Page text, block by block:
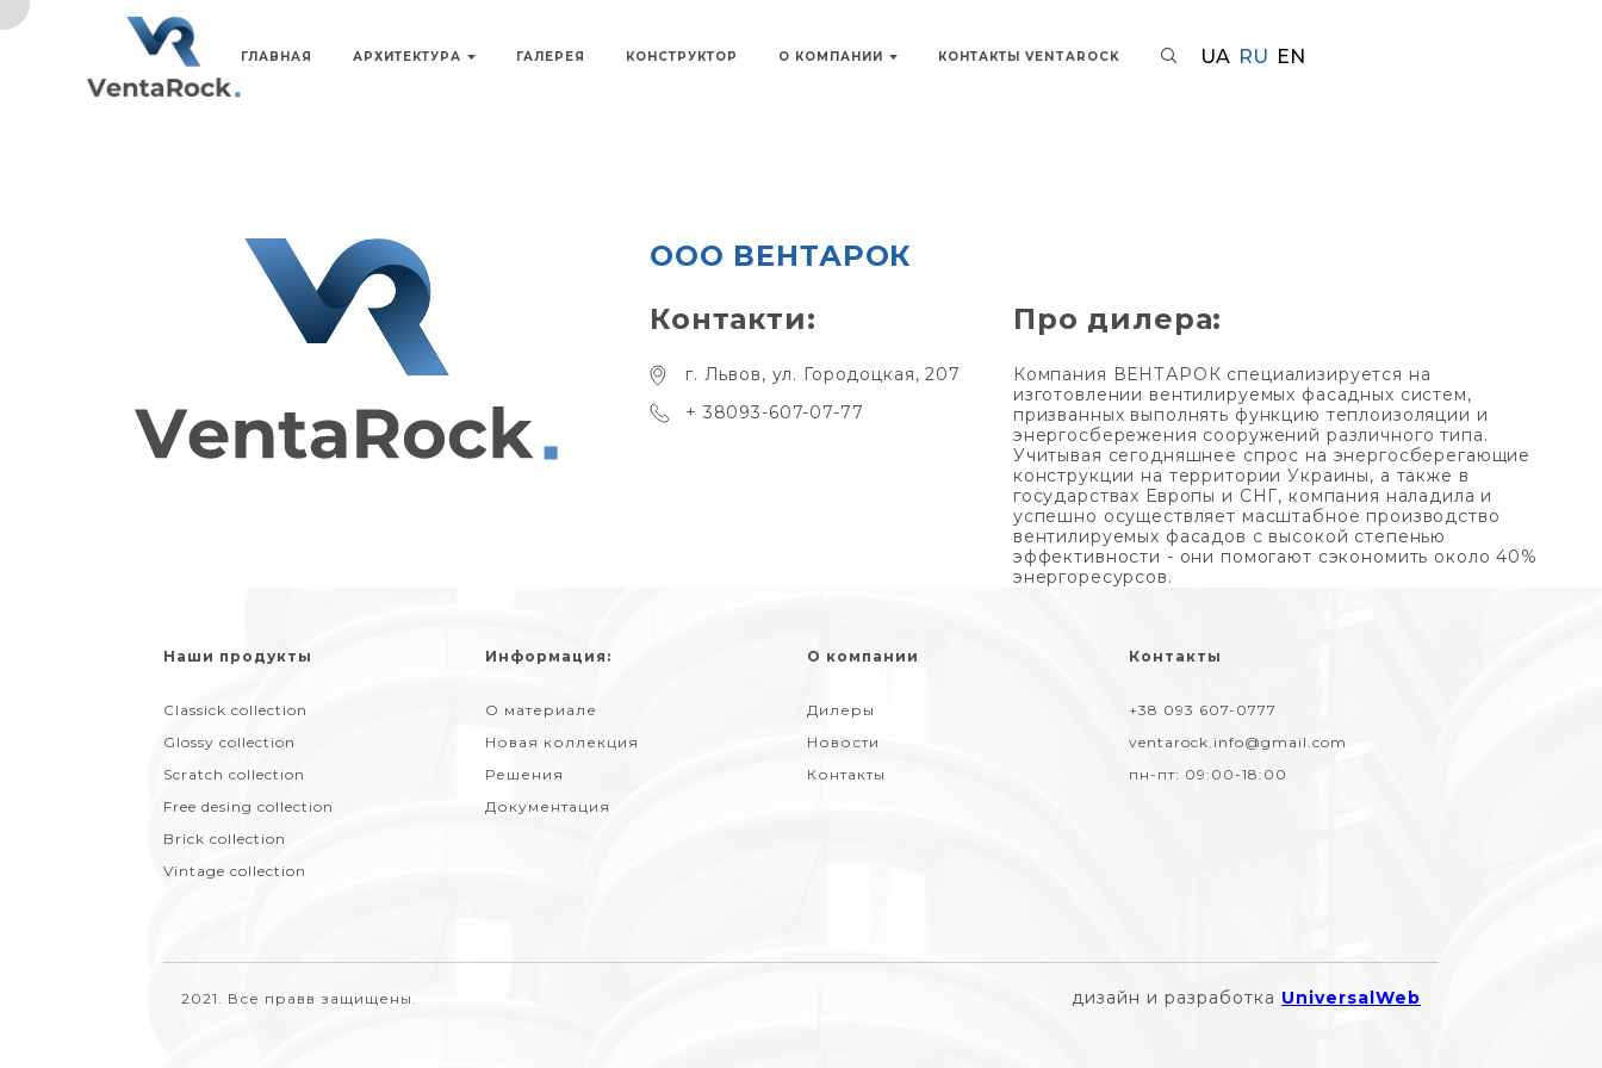
ГЛАВНАЯ АРХИТЕКТУРА ГАЛЕРЕЯ КОНСТРУКТОР О КОМПАНИИ КОНТАКТЫ VENTAROCK UA RU EN
ООО ВЕНТАРОК
Контакти:
г. Львов, ул. Городоцкая, 207
+ 38093-607-07-77
Про дилера:
Компания ВЕНТАРОК специализируется на
изготовлении вентилируемых фасадных систем,
призванных выполнять функцию теплоизоляции и
энергосбережения сооружений различного типа.
Учитывая сегодняшнее спрос на энергосберегающие
конструкции на территории Украины, а также в
государствах Европы и СНГ, компания наладила и
успешно осуществляет масштабное производство
вентилируемых фасадов с высокой степенью
эффективности - они помогают сэкономить около 40%
энергоресурсов.
Наши продукты
Classick collection
Glossy collection
Scratch collection
Free desing collection
Brick collection
Vintage collection
Информация:
О материале
Новая коллекция
Решения
Документация
О компании
Дилеры
Новости
Контакты
Контакты
+38 093 607-0777
ventarock.info@gmail.com
пн-пт: 09:00-18:00
2021. Все правв защищены. дизайн и разработка UniversalWeb